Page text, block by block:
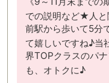
での説明など★人と
前駅から歩いて5分
て嬉しいですね♪当
界TOPクラスのパ
も、オトクに♪